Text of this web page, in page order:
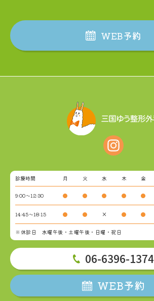
WEB予約
診療時間 月 火 水 木 金
9:00～12:30 ● ● ● ● ●
14:45～18:15 ● ● × ● ●
※休診日 水曜午後・土曜午後・日曜・祝日
06-6396-1374
WEB予約